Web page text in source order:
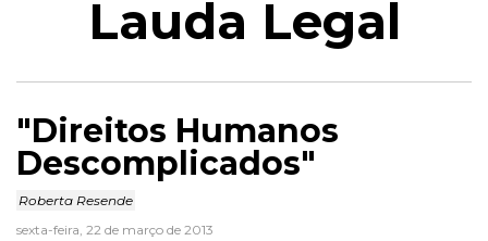
Lauda Legal
"Direitos Humanos
Descomplicados"
Roberta Resende
sexta-feira, 22 de março de 2013